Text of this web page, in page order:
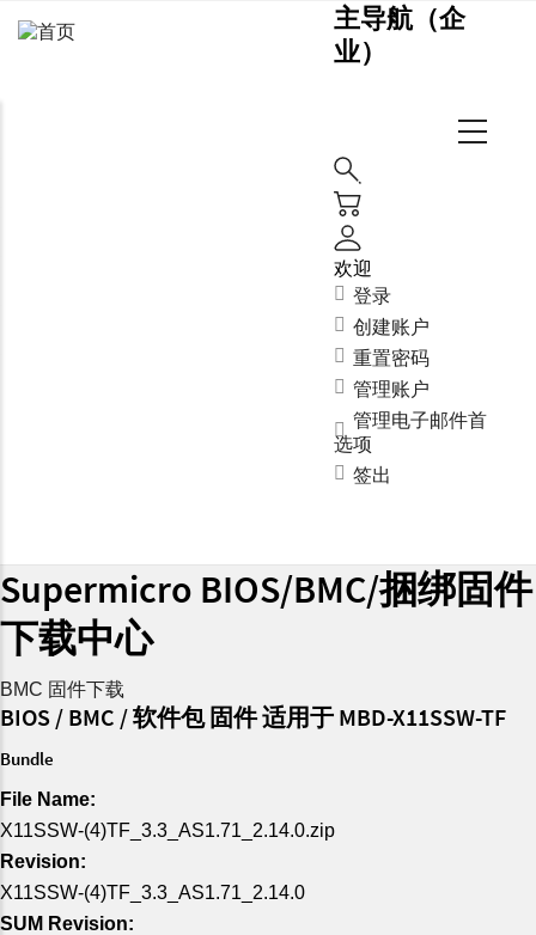
主导航（企
业）
欢迎
登录
创建账户
重置密码
管理账户
管理电子邮件首
选项
签出
Supermicro BIOS/BMC/捆绑固件
下载中心
BMC 固件下载
BIOS / BMC / 软件包 固件 适用于 MBD-X11SSW-TF
Bundle
File Name:
X11SSW-(4)TF_3.3_AS1.71_2.14.0.zip
Revision:
X11SSW-(4)TF_3.3_AS1.71_2.14.0
SUM Revision: